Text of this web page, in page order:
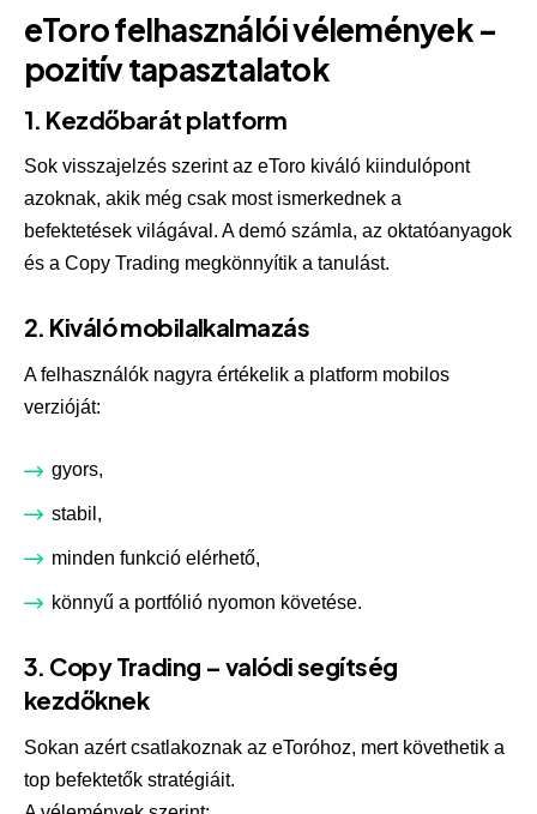
eToro felhasználói vélemények –
pozitív tapasztalatok
1. Kezdőbarát platform
Sok visszajelzés szerint az eToro kiváló kiindulópont
azoknak, akik még csak most ismerkednek a
befektetések világával. A demó számla, az oktatóanyagok
és a Copy Trading megkönnyítik a tanulást.
2. Kiváló mobilalkalmazás
A felhasználók nagyra értékelik a platform mobilos
verzióját:
gyors,
stabil,
minden funkció elérhető,
könnyű a portfólió nyomon követése.
3. Copy Trading – valódi segítség
kezdőknek
Sokan azért csatlakoznak az eToróhoz, mert követhetik a
top befektetők stratégiáit.